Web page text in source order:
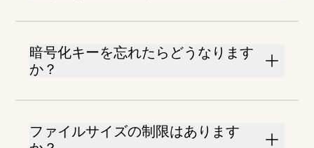
暗号化キーを忘れたらどうなります
か？
ファイルサイズの制限はあります